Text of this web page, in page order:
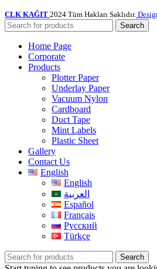
CLK KAĞIT 2024 Tüm Hakları Saklıdır.
Search
Home Page
Corporate
Products
Plotter Paper
Underlay Paper
Vacuum Nylon
Cardboard
Duct Tape
Mint Labels
Plastic Sheet
Gallery
Contact Us
English
English
العربية
Español
Français
Русский
Türkçe
Search